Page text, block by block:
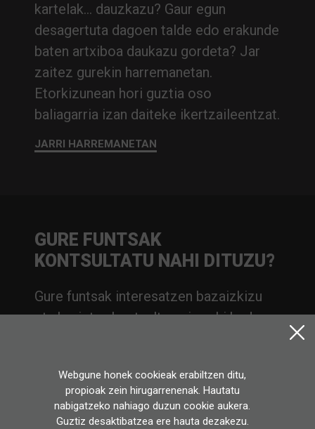
kartelak… dauzkazu? Gaur egun
desagertuta dagoen talde edo erakunde
baten artxiboa daukazu gordeta? Jar
zaitez gurekin harremanetan.
Etorkizunean hori guztia oso
baliagarria izan daiteke ikertzaileentzat.
JARRI HARREMANETAN
GURE FUNTSAK
KONTSULTATU NAHI DITUZU?
Gure funtsak interesatzen bazaizkizu
eta horietan kontsulta egin nahi baduzu,
JARRI HARREMANETAN
Webgune honek cookieak erabiltzen ditu,
propioak zein hirugarrenenak. Hautatu
nabigatzeko nahiago duzun cookie aukera.
Guztiz desaktibatzea ere hauta dezakezu.